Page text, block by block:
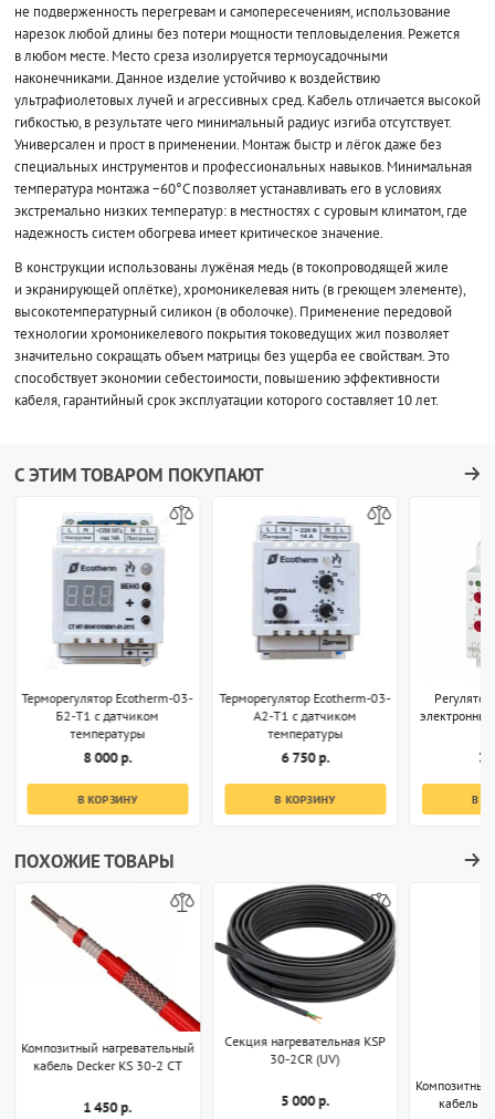
не подверженность перегревам и самопересечениям, использование
нарезок любой длины без потери мощности тепловыделения. Режется
в любом месте. Место среза изолируется термоусадочными
наконечниками. Данное изделие устойчиво к воздействию
ультрафиолетовых лучей и агрессивных сред. Кабель отличается высокой
гибкостью, в результате чего минимальный радиус изгиба отсутствует.
Универсален и прост в применении. Монтаж быстр и лёгок даже без
специальных инструментов и профессиональных навыков. Минимальная
температура монтажа −60°C позволяет устанавливать его в условиях
экстремально низких температур: в местностях с суровым климатом, где
надежность систем обогрева имеет критическое значение.
В конструкции использованы лужёная медь (в токопроводящей жиле
и экранирующей оплётке), хромоникелевая нить (в греющем элементе),
высокотемпературный силикон (в оболочке). Применение передовой
технологии хромоникелевого покрытия токоведущих жил позволяет
значительно сокращать объем матрицы без ущерба ее свойствам. Это
способствует экономии себестоимости, повышению эффективности
кабеля, гарантийный срок эксплуатации которого составляет 10 лет.
С ЭТИМ ТОВАРОМ ПОКУПАЮТ
Терморегулятор Ecotherm-03-
Б2-T1 с датчиком
температуры
8 000 р.
В КОРЗИНУ
Терморегулятор Ecotherm-03-
А2-T1 с датчиком
температуры
6 750 р.
В КОРЗИНУ
3
В
ПОХОЖИЕ ТОВАРЫ
Композитный нагревательный
кабель Decker KS 30-2 CT
1 450 р.
Секция нагревательная KSP
30-2CR (UV)
5 000 р.
кабель